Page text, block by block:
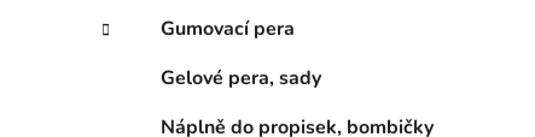
Gumovací pera
Gelové pera, sady
Náplně do propisek, bombičky